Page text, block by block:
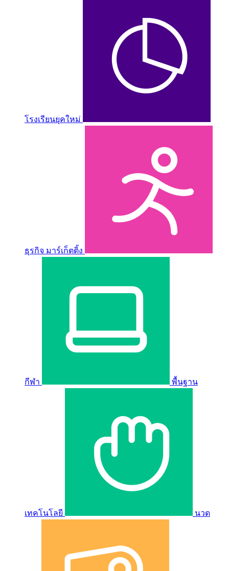
โรงเรียนยุคใหม่
ธุรกิจ มาร์เก็ตติ้ง
กีฬา พื้นฐาน
เทคโนโลยี นวด